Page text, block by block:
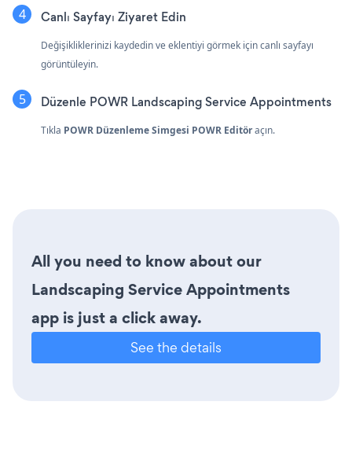
Canlı Sayfayı Ziyaret Edin
Değişikliklerinizi kaydedin ve eklentiyi görmek için canlı sayfayı
görüntüleyin.
Düzenle POWR Landscaping Service Appointments
Tıkla POWR Düzenleme Simgesi POWR Editöraçın.
All you need to know about our
Landscaping Service Appointments
app is just a click away.
See the details